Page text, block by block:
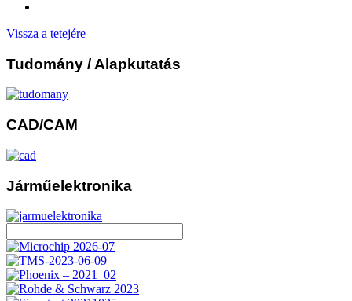
Vissza a tetejére
Tudomány / Alapkutatás
CAD/CAM
Járműelektronika